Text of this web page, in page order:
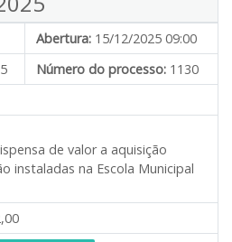
Abertura: 15/12/2025 09:00
Número do processo: 1130
de valor a aquisição
instaladas na Escola Municipal